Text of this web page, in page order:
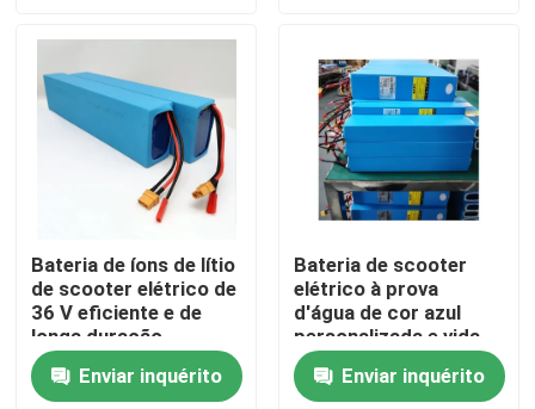
Excursão da fábrica
Controle da qualidade
Contacte-nos
Peça umas citações
Bateria de íons de lítio
de scooter elétrico de
36 V eficiente e de
longa duração
Enviar inquérito
Bateria de scooter
elétrico à prova
d'água de cor azul
personalizada e vida
útil de ciclo longo
Voltagem 36V
Enviar inquérito